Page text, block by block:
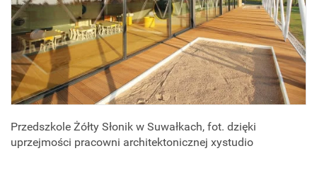
Przedszkole Żółty Słonik w Suwałkach, fot. dzięki
uprzejmości pracowni architektonicznej xystudio